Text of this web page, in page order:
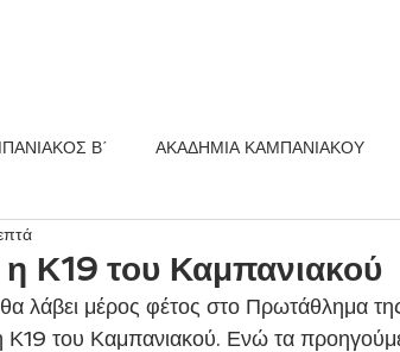
Β΄ ΑΚΑΔΗΜΙΑ ΚΑΜΠΑΝΙΑΚΟΥ
η Κ19 του Καμπανιακού
θα λάβει μέρος φέτος στο Πρωτάθλημα
του Καμπανιακού. Ενώ τα